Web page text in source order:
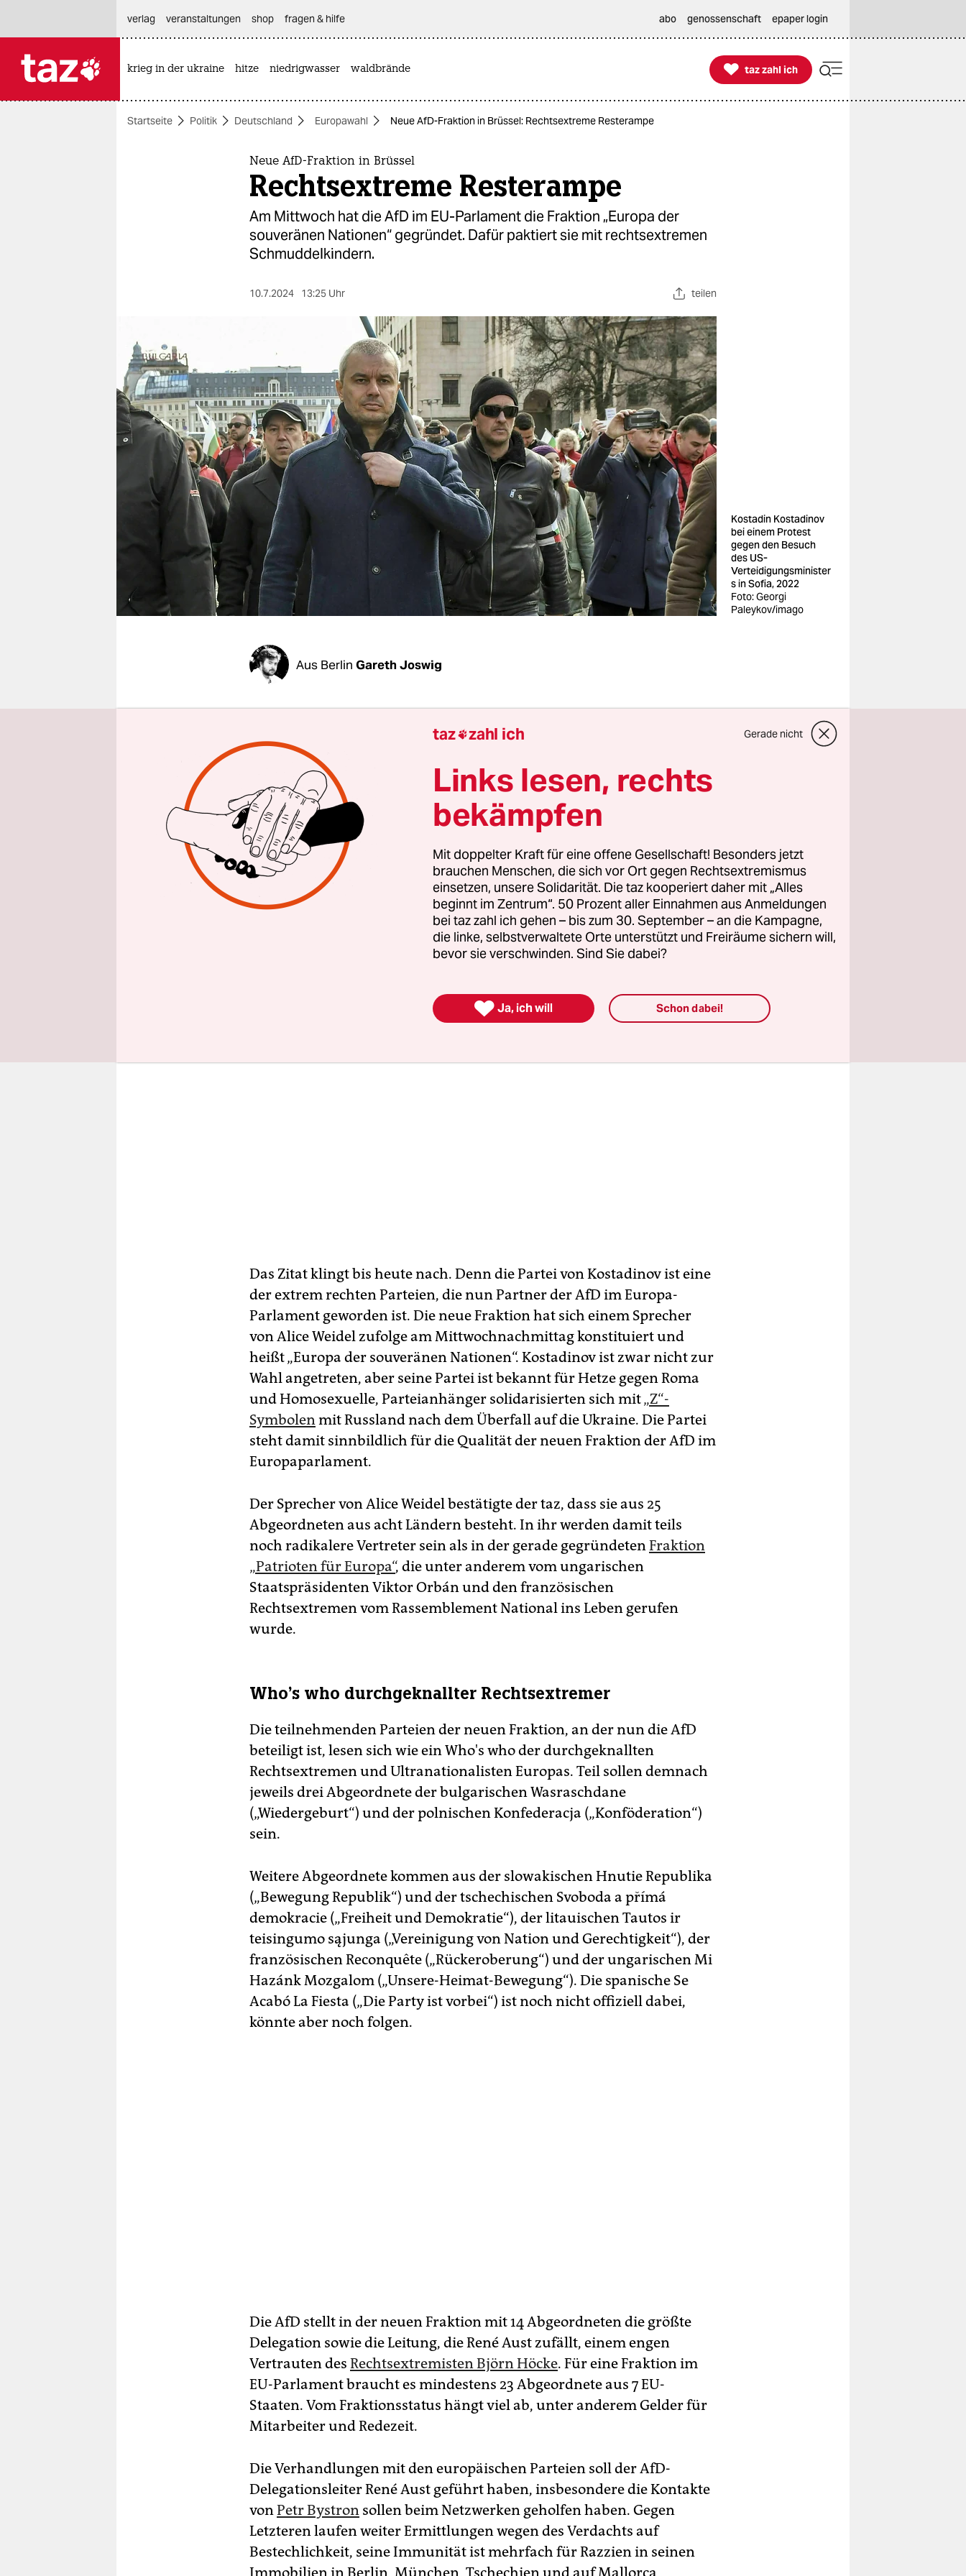
themen
nord
wahrheit
verlag
veranstaltungen
shop
unterstützen
abo
genossenschaft
verlag
veranstaltungen shop fragen & hilfe abo genossenschaft epaper login
krieg in der ukraine hitze niedrigwasser waldbrände 
taz zahl ich
taz zahl ich
Startseite Politik Deutschland Europawahl Neue AfD-Fraktion in Brüssel: Rechtsextreme Resterampe
Neue AfD-Fraktion in Brüssel
Rechtsextreme Resterampe
Am Mittwoch hat die AfD im EU-Parlament die Fraktion „Europa der
souveränen Nationen“ gegründet. Dafür paktiert sie mit rechtsextremen
Schmuddelkindern.
10.7.2024 13:25 Uhr teilen
Kostadin Kostadinov
bei einem Protest
gegen den Besuch
des US-
Verteidigungsminister
s in Sofia, 2022
Foto: Georgi
Paleykov/imago
Aus Berlin Gareth Joswig
Kostadin Kostadinov, der Vorsitzende der
rechtsextremen bulgarischen Partei Wasraschdane
auf dem AfD-Parteitag in Magdeburg ein denkwürdiges Grußwort
gehalten. Er sagte unter anderem: „Im letzten Jahrhundert waren wir
im Krieg zweimal verbündet. Nun sind wir verbündet in
Friedenszeiten. Es ist höchste Zeit, dass Ihr Land seinen rechtmäßigen
Platz als Großmacht einnimmt – und das nicht nur in Europa.“
Danach ging ein Raunen durch den Saal, das bei den AfD-Delegierten
in großen Applaus mündete. Am Ende der Rede gab es Standing
Ovations für Kostadinov. Derdamals für die Europawahl aufgestellte
Spitzenkandidat Maximilian Krahsagte zu dessen Rede, von den
Das Zitat klingt bis heute nach. Denn die Partei von Kostadinov ist eine
der extrem rechten Parteien, die nun Partner der AfD im Europa-
Parlament geworden ist. Die neue Fraktion hat sich einem Sprecher
von Alice Weidel zufolge am Mittwochnachmittag konstituiert und
heißt „Europa der souveränen Nationen“. Kostadinov ist zwar nicht zur
Wahl angetreten, aber seine Partei ist bekannt für Hetze gegen Roma
und Homosexuelle, Parteianhänger solidarisierten sich mit„Z“-
Symbolenmit Russland nach dem Überfall auf die Ukraine. Die Partei
steht damit sinnbildlich für die Qualität der neuen Fraktion der AfD im
Europaparlament.
Der Sprecher von Alice Weidel bestätigte der taz, dass sie aus 25
Abgeordneten aus acht Ländern besteht. In ihr werden damit teils
noch radikalere Vertreter sein als in der gerade gegründetenFraktion
„Patrioten für Europa“, die unter anderem vom ungarischen
Staatspräsidenten Viktor Orbán und den französischen
Rechtsextremen vom Rassemblement National ins Leben gerufen
wurde.
Who's who durchgeknallter Rechtsextremer
Die teilnehmenden Parteien der neuen Fraktion, an der nun die AfD
beteiligt ist, lesen sich wie ein Who's who der durchgeknallten
Rechtsextremen und Ultranationalisten Europas. Teil sollen demnach
jeweils drei Abgeordnete der bulgarischen Wasraschdane
(„Wiedergeburt“) und der polnischen Konfederacja („Konföderation“)
sein.
Weitere Abgeordnete kommen aus der slowakischen Hnutie Republika
(„Bewegung Republik“) und der tschechischen Svoboda a přímá
demokracie („Freiheit und Demokratie“), der litauischen Tautos ir
teisingumo sąjunga („Vereinigung von Nation und Gerechtigkeit“), der
französischen Reconquête („Rückeroberung“) und der ungarischen Mi
Hazánk Mozgalom („Unsere-Heimat-Bewegung“). Die spanische Se
Acabó La Fiesta („Die Party ist vorbei“) ist noch nicht offiziell dabei,
könnte aber noch folgen.
Die AfD stellt in der neuen Fraktion mit 14 Abgeordneten die größte
Delegation sowie die Leitung, die René Aust zufällt, einem engen
Vertrauten des Rechtsextremisten Björn Höcke. Für eine Fraktion im
EU-Parlament braucht es mindestens 23 Abgeordnete aus 7 EU-
Staaten. Vom Fraktionsstatus hängt viel ab, unter anderem Gelder für
Mitarbeiter und Redezeit.
Die Verhandlungen mit den europäischen Parteien soll der AfD-
Delegationsleiter René Aust geführt haben, insbesondere die Kontakte
vonPetr Bystron sollen beim Netzwerken geholfen haben. Gegen
Letzteren laufen weiter Ermittlungen wegen des Verdachts auf
Bestechlichkeit, seine Immunität ist mehrfach für Razzien in seinen
Immobilien in Berlin, München, Tschechien und auf Mallorca
taz zahl ich Gerade nicht
Links lesen, rechts
bekämpfen
Mit doppelter Kraft für eine offene Gesellschaft! Besonders jetzt
brauchen Menschen, die sich vor Ort gegen Rechtsextremismus
einsetzen, unsere Solidarität. Die taz kooperiert daher mit „Alles
beginnt im Zentrum“. 50 Prozent aller Einnahmen aus Anmeldungen
bei taz zahl ich gehen – bis zum 30. September – an die Kampagne,
die linke, selbstverwaltete Orte unterstützt und Freiräume sichern will,
bevor sie verschwinden. Sind Sie dabei?
 Ja, ich will Schon dabei!